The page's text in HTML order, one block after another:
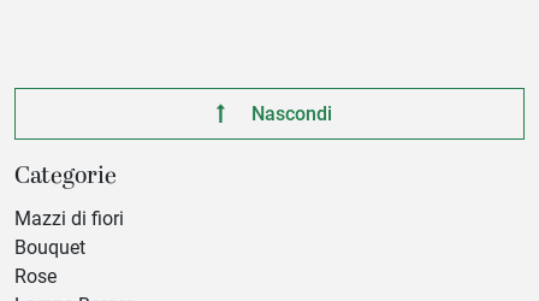
Nascondi
Categorie
Mazzi di fiori
Bouquet
Rose